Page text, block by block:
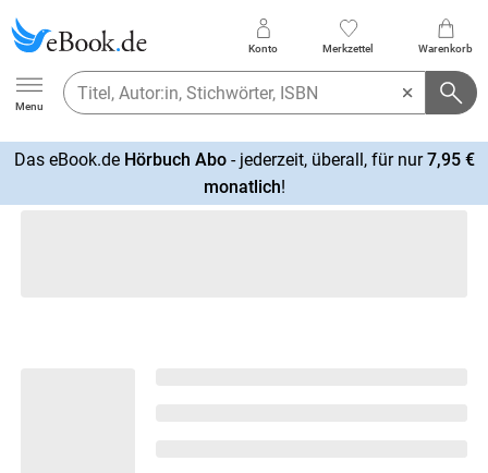
Ebook.de
Menu
Konto Merkzettel Warenkorb
Das eBook.de Hörbuch Abo- jederzeit, überall, für nur7,95 €
monatlich!